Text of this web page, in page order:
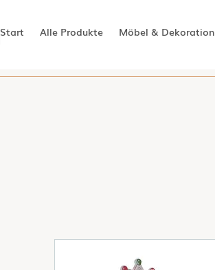
Start Alle Produkte Möbel & Dekoration